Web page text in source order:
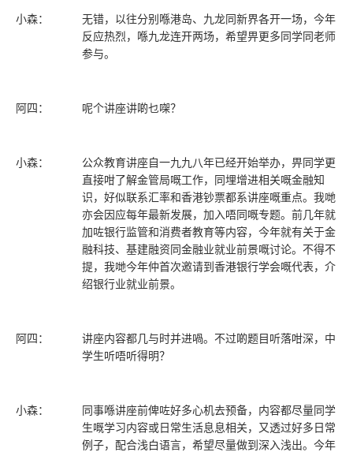
小森：
无错，以往分别喺港岛、九龙同新界各开一场，今年
反应热烈，喺九龙连开两场，希望畀更多同学同老师
参与。
阿四： 呢个讲座讲啲乜㗎？
小森：
公众教育讲座自一九九八年已经开始举办，畀同学更
直接咁了解金管局嘅工作，同埋增进相关嘅金融知
识，好似联系汇率和香港钞票都系讲座嘅重点。我哋
亦会因应每年最新发展，加入唔同嘅专题。前几年就
加咗银行监管和消费者教育等内容，今年就有关于金
融科技、基建融资同金融业就业前景嘅讨论。不得不
提，我哋今年仲首次邀请到香港银行学会嘅代表，介
绍银行业就业前景。
阿四：
讲座内容都几与时并进喎。不过啲题目听落咁深，中
学生听唔听得明？
小森：
同事喺讲座前俾咗好多心机去预备，内容都尽量同学
生嘅学习内容或日常生活息息相关，又透过好多日常
例子，配合浅白语言，希望尽量做到深入浅出。今年